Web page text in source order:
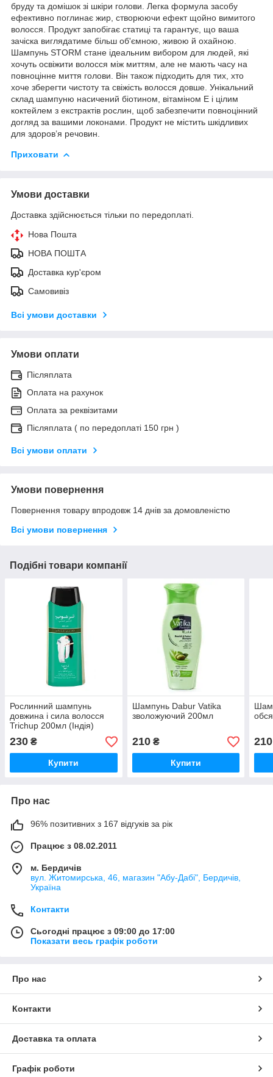
бруду та домішок зі шкіри голови. Легка формула засобу
ефективно поглинає жир, створюючи ефект щойно вимитого
волосся. Продукт запобігає статиці та гарантує, що ваша
зачіска виглядатиме більш об'ємною, живою й охайною.
Шампунь STORM стане ідеальним вибором для людей, які
хочуть освіжити волосся між миттям, але не мають часу на
повноцінне миття голови. Він також підходить для тих, хто
хоче зберегти чистоту та свіжість волосся довше. Унікальний
склад шампуню насичений біотином, вітаміном Е і цілим
коктейлем з екстрактів рослин, щоб забезпечити повноцінний
догляд за вашими локонами. Продукт не містить шкідливих
для здоров’я речовин.
Приховати
Умови доставки
Доставка здійснюється тільки по передоплаті.
Нова Пошта
НОВА ПОШТА
Доставка кур'єром
Самовивіз
Всі умови доставки
Умови оплати
Післяплата
Оплата на рахунок
Оплата за реквізитами
Післяплата ( по передоплаті 150 грн )
Всі умови оплати
Умови повернення
Повернення товару впродовж 14 днів за домовленістю
Всі умови повернення
Подібні товари компанії
Рослинний шампунь
довжина і сила волосся
Trichup 200мл (Індія)
230 ₴
Купити
Шампунь Dabur Vatika
зволожуючий 200мл
210₴
Купити
210
Про нас
96% позитивних з 167 відгуків за рік
Працює з 08.02.2011
м. Бердичів
вул. Житомирська, 46, магазин "Абу-Дабі", Бердичів,
Україна
Контакти
Сьогодні працює з 09:00 до 17:00
Показати весь графік роботи
Про нас
Контакти
Доставка та оплата
Графік роботи